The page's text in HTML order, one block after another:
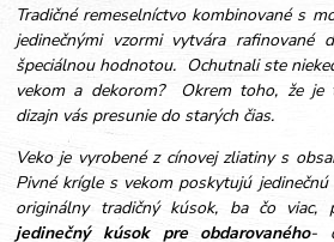
Tradičné remeselníctvo kombinované s
jedinečnými vzormi vytvára rafinované
špeciálnou hodnotou. Ochutnali ste
vekom a dekorom? Okrem toho, že je
dizajn vás presunie do starých čias.
Veko je vyrobené z cínovej zliatiny s
Pivné krígle s vekom poskytujú
originálny tradičný kúsok, ba čo viac,
jedinečný kúsok pre obdarovaného-